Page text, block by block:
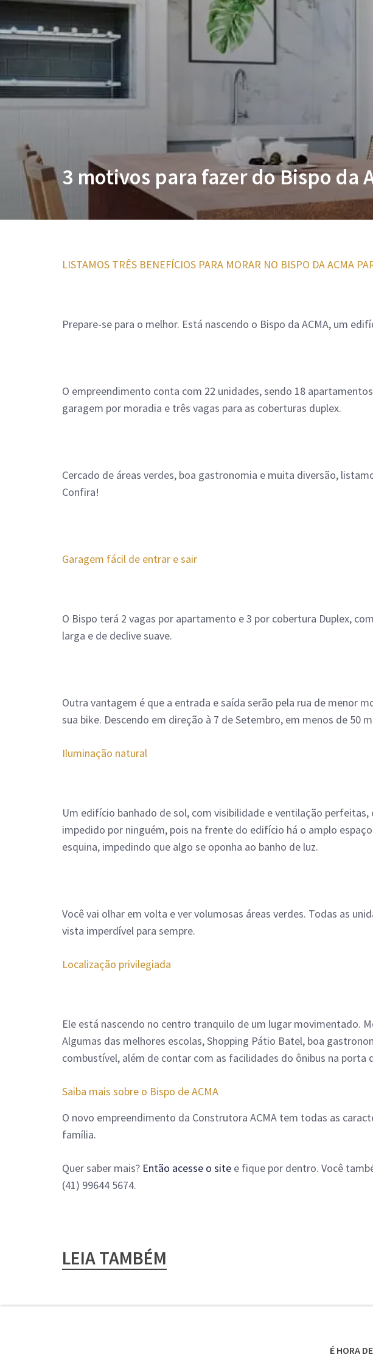
3 motivos para fazer do Bispo da
LISTAMOS TRÊS BENEFÍCIOS PARA MORAR NO BISPO DA ACMA
Prepare-se para o melhor. Está nascendo o Bispo da ACMA, um
O empreendimento conta com 22 unidades, sendo 18
garagem por moradia e três vagas para as coberturas duplex.
Cercado de áreas verdes, boa gastronomia e muita diversão,
Confira!
Garagem fácil de entrar e sair
O Bispo terá 2 vagas por apartamento e 3 por cobertura Duplex,
larga e de declive suave.
Outra vantagem é que a entrada e saída serão pela rua de menor
sua bike. Descendo em direção à 7 de Setembro, em menos de 50
Iluminação natural
Um edifício banhado de sol, com visibilidade e ventilação
impedido por ninguém, pois na frente do edifício há o amplo
esquina, impedindo que algo se oponha ao banho de luz.
Você vai olhar em volta e ver volumosas áreas verdes. Todas as
vista imperdível para sempre.
Localização privilegiada
Ele está nascendo no centro tranquilo de um lugar movimentado.
Algumas das melhores escolas, Shopping Pátio Batel, boa
combustível, além de contar com as facilidades do ônibus na porta
Saiba mais sobre o Bispo de ACMA
O novo empreendimento da Construtora ACMA tem todas as
família.
Quer saber mais? Então acesse o site e fique por dentro. Você
(41) 99644 5674.
LEIA TAMBÉM
É HORA